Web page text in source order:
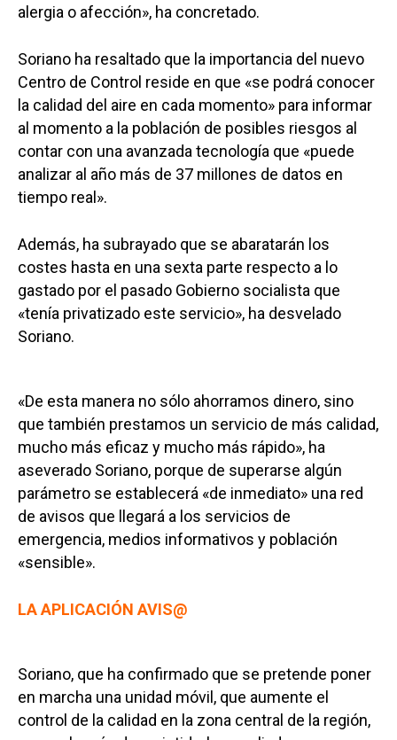
alergia o afección», ha concretado.
Soriano ha resaltado que la importancia del nuevo
Centro de Control reside en que «se podrá conocer
la calidad del aire en cada momento» para informar
al momento a la población de posibles riesgos al
contar con una avanzada tecnología que «puede
analizar al año más de 37 millones de datos en
tiempo real».
Además, ha subrayado que se abaratarán los
costes hasta en una sexta parte respecto a lo
gastado por el pasado Gobierno socialista que
«tenía privatizado este servicio», ha desvelado
Soriano.
«De esta manera no sólo ahorramos dinero, sino
que también prestamos un servicio de más calidad,
mucho más eficaz y mucho más rápido», ha
aseverado Soriano, porque de superarse algún
parámetro se establecerá «de inmediato» una red
de avisos que llegará a los servicios de
emergencia, medios informativos y población
«sensible».
LA APLICACIÓN AVIS@
Soriano, que ha confirmado que se pretende poner
en marcha una unidad móvil, que aumente el
control de la calidad en la zona central de la región,